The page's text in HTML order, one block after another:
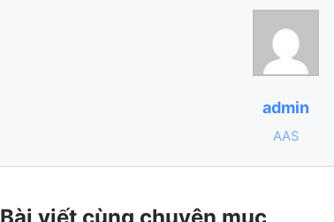
admin
AAS